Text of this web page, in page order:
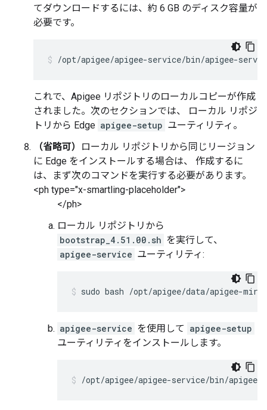
てダウンロードするには、約 6 GB のディスク容量が
必要です。
/opt/apigee/apigee-service/bin/apigee-
これで、Apigee リポジトリのローカルコピーが作成
されました。次のセクションでは、 ローカル リポジ
トリから Edge apigee-setup ユーティリティ。
（省略可）
ローカル リポジトリから同じリージョン
に Edge をインストールする場合は、 作成するに
は、まず次のコマンドを実行する必要があります。
<ph type="x-smartling-placeholder">
</ph>
ローカル リポジトリから
bootstrap_4.51.00.sh を実行して、
apigee-service ユーティリティ:
sudo bash /opt/apigee/data/apigee-
apigee-service を使用して apigee-setup
ユーティリティをインストールします。
/opt/apigee/apigee-service/bin/